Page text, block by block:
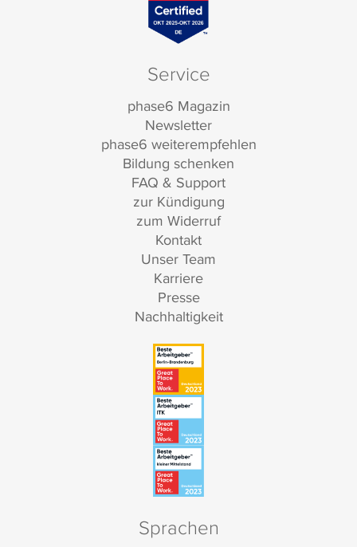
Service
phase6 Magazin
Newsletter
phase6 weiterempfehlen
Bildung schenken
FAQ & Support
zur Kündigung
zum Widerruf
Kontakt
Unser Team
Karriere
Presse
Nachhaltigkeit
Sprachen